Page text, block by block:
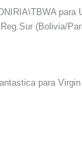
para
(Bolivia/
para